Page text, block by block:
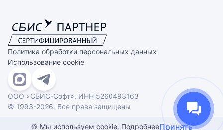
Политика обработки персональных данных
Использование cookie
ООО «СБИС-Софт», ИНН 5260493163
© 1993-2026. Все права защищены
🍪 Мы используем cookie. ПодробнееПринять